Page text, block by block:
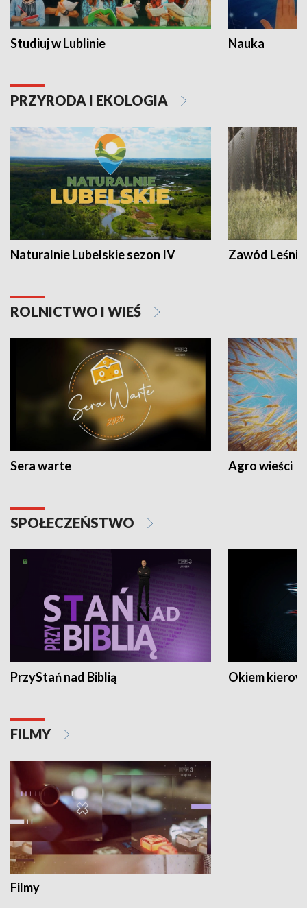
Studiuj w Lublinie Nauka
PRZYRODA I EKOLOGIA
Naturalnie Lubelskie sezon IV Zawód Leśnik
ROLNICTWO I WIEŚ
Sera warte Agro wieści
SPOŁECZEŃSTWO
PrzyStań nad Biblią Okiem
FILMY
Filmy